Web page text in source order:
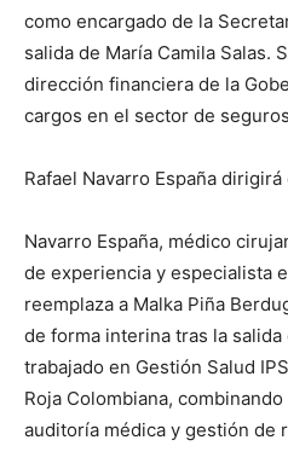
como encargado de la
salida de María Camila Salas.
dirección financiera de la
cargos en el sector de
Rafael Navarro España dirigirá
Navarro España, médico
de experiencia y especialista
reemplaza a Malka Piña
de forma interina tras la salida
trabajado en Gestión Salud
Roja Colombiana,
auditoría médica y gestión de